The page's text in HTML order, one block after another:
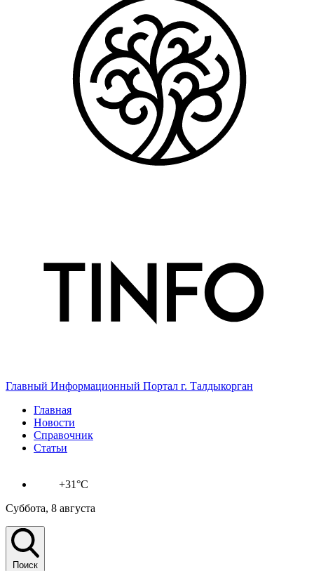
Главный Информационный Портал г. Талдыкорган
Главная
Новости
Справочник
Статьи
+31°C
Суббота, 8 августа
Поиск